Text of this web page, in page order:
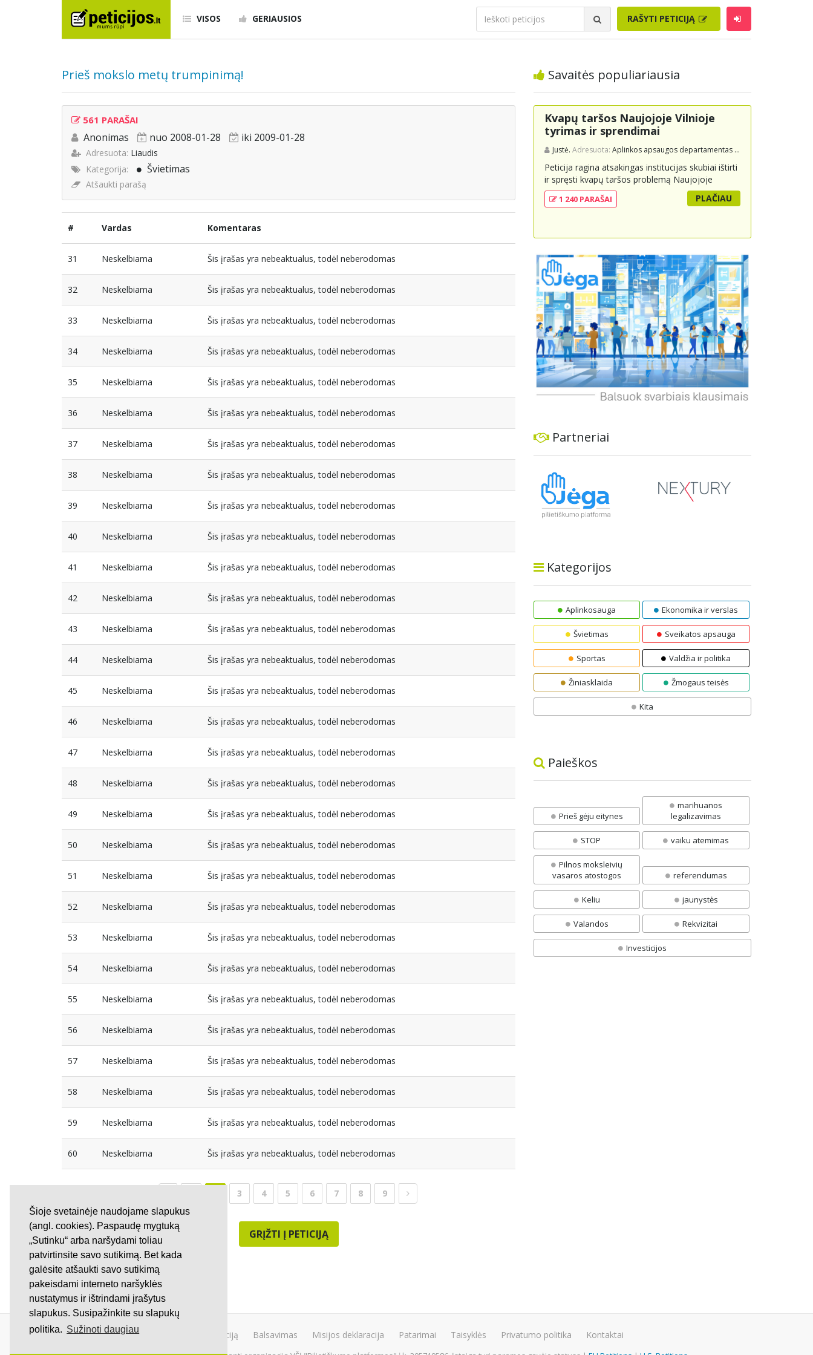
Šioje svetainėje naudojame slapukus
(angl. cookies). Paspaudę mygtuką
„Sutinku“ arba naršydami toliau
patvirtinsite savo sutikimą. Bet kada
galėsite atšaukti savo sutikimą
pakeisdami interneto naršyklės
nustatymus ir ištrindami įrašytus
slapukus. Susipažinkite su slapukų
politika. Sužinoti daugiau
VISOS GERIAUSIOS RAŠYTI PETICIJĄ
Prieš mokslo metų trumpinimą!
561 PARAŠAI
Anonimas nuo 2008-01-28 iki 2009-01-28
Adresuota: Liaudis
Kategorija:
Švietimas
Atšaukti parašą
# Vardas Komentaras
31 Neskelbiama Šis įrašas yra nebeaktualus, todėl neberodomas
32 Neskelbiama Šis įrašas yra nebeaktualus, todėl neberodomas
33 Neskelbiama Šis įrašas yra nebeaktualus, todėl neberodomas
34 Neskelbiama Šis įrašas yra nebeaktualus, todėl neberodomas
35 Neskelbiama Šis įrašas yra nebeaktualus, todėl neberodomas
36 Neskelbiama Šis įrašas yra nebeaktualus, todėl neberodomas
37 Neskelbiama Šis įrašas yra nebeaktualus, todėl neberodomas
38 Neskelbiama Šis įrašas yra nebeaktualus, todėl neberodomas
39 Neskelbiama Šis įrašas yra nebeaktualus, todėl neberodomas
40 Neskelbiama Šis įrašas yra nebeaktualus, todėl neberodomas
41 Neskelbiama Šis įrašas yra nebeaktualus, todėl neberodomas
42 Neskelbiama Šis įrašas yra nebeaktualus, todėl neberodomas
43 Neskelbiama Šis įrašas yra nebeaktualus, todėl neberodomas
44 Neskelbiama Šis įrašas yra nebeaktualus, todėl neberodomas
45 Neskelbiama Šis įrašas yra nebeaktualus, todėl neberodomas
46 Neskelbiama Šis įrašas yra nebeaktualus, todėl neberodomas
47 Neskelbiama Šis įrašas yra nebeaktualus, todėl neberodomas
48 Neskelbiama Šis įrašas yra nebeaktualus, todėl neberodomas
49 Neskelbiama Šis įrašas yra nebeaktualus, todėl neberodomas
50 Neskelbiama Šis įrašas yra nebeaktualus, todėl neberodomas
51 Neskelbiama Šis įrašas yra nebeaktualus, todėl neberodomas
52 Neskelbiama Šis įrašas yra nebeaktualus, todėl neberodomas
53 Neskelbiama Šis įrašas yra nebeaktualus, todėl neberodomas
54 Neskelbiama Šis įrašas yra nebeaktualus, todėl neberodomas
55 Neskelbiama Šis įrašas yra nebeaktualus, todėl neberodomas
56 Neskelbiama Šis įrašas yra nebeaktualus, todėl neberodomas
57 Neskelbiama Šis įrašas yra nebeaktualus, todėl neberodomas
58 Neskelbiama Šis įrašas yra nebeaktualus, todėl neberodomas
59 Neskelbiama Šis įrašas yra nebeaktualus, todėl neberodomas
60 Neskelbiama Šis įrašas yra nebeaktualus, todėl neberodomas
3 4 5 6 7 8 9
GRĮŽTI Į PETICIJĄ
Savaitės populiariausia
Kvapų taršos Naujojoje Vilnioje
tyrimas ir sprendimai
Justė. Adresuota: Aplinkos apsaugos departamentas prie Aplinkos ministerijos
Peticija ragina atsakingas institucijas skubiai ištirti
ir spręsti kvapų taršos problemą Naujojoje
Vilnioje, kuri kyla dėl buitinių atliekų sąvartyno
Pramonės g. 141. Gyventojai skundžiasi nuolatiniu
išsamius tyrimus, įdiegti nuolatinius kontrolės
mechanizmus ir imtis veiksmingų priemonių
problemai spręsti, taip pat užtikrinti visuomenės
informavimą apie priimtus sprendimus ir
planuojamus veiksmus.
1 240 PARAŠAI PLAČIAU
Partneriai
Kategorijos
Aplinkosauga Ekonomika ir verslas
Švietimas Sveikatos apsauga
Sportas Valdžia ir politika
Žiniasklaida Žmogaus teisės
Kita
Paieškos
Prieš gėju eitynes
marihuanos
legalizavimas
STOP vaiku atemimas
Pilnos moksleivių
vasaros atostogos
referendumas
Keliu jaunystės
Valandos Rekvizitai
Investicijos
Kurti peticiją Balsavimas Misijos deklaracija Patarimai Taisyklės Privatumo politika Kontaktai